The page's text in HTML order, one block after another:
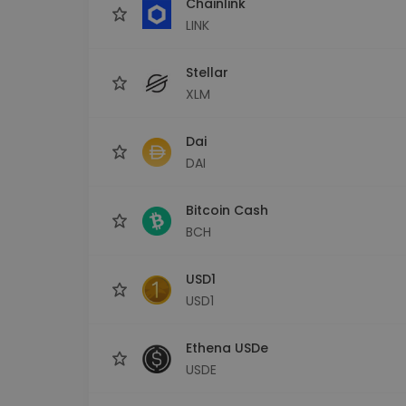
LINK
Stellar
XLM
Dai
DAI
Bitcoin Cash
BCH
USD1
USD1
Ethena USDe
USDE